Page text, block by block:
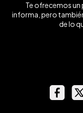
Te ofrecemos
informa, pero
de lo